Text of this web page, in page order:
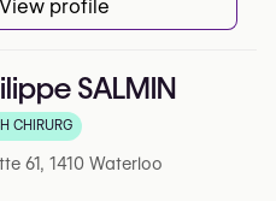
View profile
SALMIN
Google
CHIRURG
61, 1410 Waterloo